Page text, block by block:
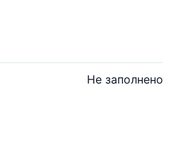
Не заполнено